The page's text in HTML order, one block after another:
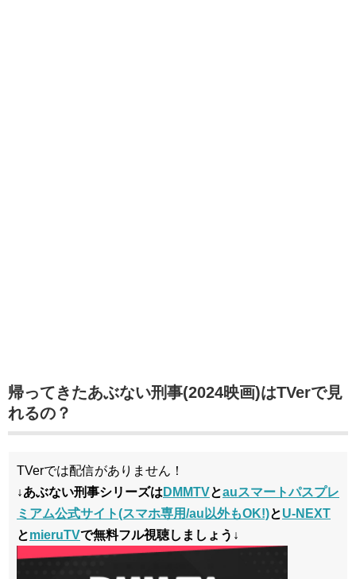
帰ってきたあぶない刑事(2024映画)はTVerで見
れるの？
TVerでは配信がありません！
↓あぶない刑事シリーズは DMMTVとauスマートパスプレ
ミアム公式サイト(スマホ専用/au以外もOK!)とU-NEXT
とmieruTVで無料フル視聴しましょう↓